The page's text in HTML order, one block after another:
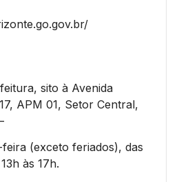
sito à Avenida
APM 01, Setor Central,
(exceto feriados), das
às 17h.